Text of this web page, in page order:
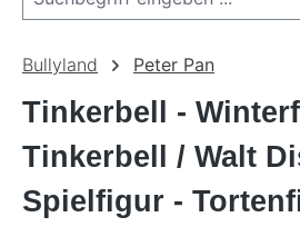
Bullyland Peter Pan
Tinkerbell -
Tinkerbell / Walt
Spielfigur -